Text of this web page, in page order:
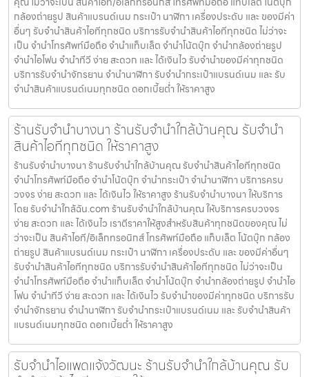
กล้องถ่ายรูป สินค้าแบรนด์เนม กระเป๋า นาฬิกา เครื่องประดับ และ ของมีค่า
อื่นๆ รับจำนำสินค้าไอทีทุกชนิด บริการรับจำนำสินค้าไอทีทุกชนิด ไม่ว่าจะ
เป็น จำนำโทรศัพท์มือถือ จำนำแท็บเล็ต จำนำโน้ตบุ๊ก จำนำกล้องถ่ายรูป
จำนำไอโฟน จำนำทีวี ง่าย สะดวก และ ได้เงินไว รับจำนำของมีค่าทุกชนิด
บริการรับจำนำจักรยาน จำนำนาฬิกา รับจำนำกระเป๋าแบรนด์เนม และ รับ
จำนำสินค้าแบรนด์เนมทุกชนิด ดอกเบี้ยต่ำ ให้ราคาสูง
ร้านรับจำนำบางนา ร้านรับจำนำใกล้บ้านคุณ รับจำนำ
สินค้าไอทีทุกชนิด ให้ราคาสูง
ร้านรับจำนำบางนา ร้านรับจำนำใกล้บ้านคุณ รับจำนำสินค้าไอทีทุกชนิด
จำนำโทรศัพท์มือถือ จำนำโน้ตบุ๊ก จำนำกระเป๋า จำนำนาฬิกา บริการครบ
วงจร ง่าย สะดวก และ ได้เงินไว ให้ราคาสูง ร้านรับจำนำบางนา ให้บริการ
โดย รับจํานําใกล้ฉัน.com ร้านรับจำนำใกล้บ้านคุณ ให้บริการครบวงจร
ง่าย สะดวก และ ได้เงินไว เราตีราคาให้สูงสำหรับสินค้าทุกชนิดของคุณ ไม่
ว่าจะเป็น สินค้าไอที/อิเล็กทรอนิกส์ โทรศัพท์มือถือ แท็บเล็ต โน้ตบุ๊ก กล้อง
ถ่ายรูป สินค้าแบรนด์เนม กระเป๋า นาฬิกา เครื่องประดับ และ ของมีค่าอื่นๆ
รับจำนำสินค้าไอทีทุกชนิด บริการรับจำนำสินค้าไอทีทุกชนิด ไม่ว่าจะเป็น
จำนำโทรศัพท์มือถือ จำนำแท็บเล็ต จำนำโน้ตบุ๊ก จำนำกล้องถ่ายรูป จำนำไอ
โฟน จำนำทีวี ง่าย สะดวก และ ได้เงินไว รับจำนำของมีค่าทุกชนิด บริการรับ
จำนำจักรยาน จำนำนาฬิกา รับจำนำกระเป๋าแบรนด์เนม และ รับจำนำสินค้า
แบรนด์เนมทุกชนิด ดอกเบี้ยต่ำ ให้ราคาสูง
รับจำนำไอแพดแจ้งวัฒนะ ร้านรับจำนำใกล้บ้านคุณ รับ